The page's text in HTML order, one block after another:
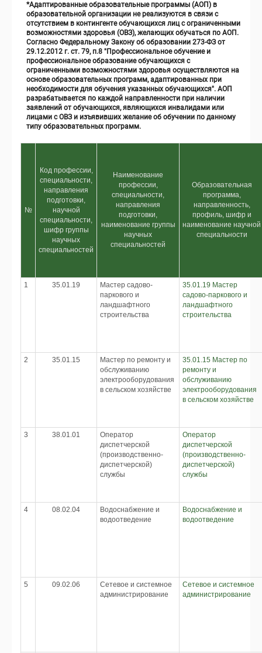
*Адаптированные образовательные программы (АОП) в
образовательной организации не реализуются в связи с
отсутствием в контингенте обучающихся лиц с ограниченными
возможностями здоровья (ОВЗ), желающих обучаться по АОП.
Согласно Федеральному Закону об образовании 273-ФЗ от
29.12.2012 г. ст. 79, п.8 "Профессиональное обучение и
профессиональное образование обучающихся с
ограниченными возможностями здоровья осуществляются на
основе образовательных программ, адаптированных при
необходимости для обучения указанных обучающихся". АОП
разрабатывается по каждой направленности при наличии
заявлений от обучающихся, являющихся инвалидами или
лицами с ОВЗ и изъявивших желание об обучении по данному
типу образовательных программ.
№
Код профессии,
специальности,
направления
подготовки,
научной
специальности,
шифр группы
научных
специальностей
Наименование
профессии,
специальности,
направления
подготовки,
наименование группы
научных
специальностей
Образовательная
программа,
направленность,
профиль, шифр и
наименование научной
специальности
1 35.01.19
Мастер садово-
паркового и
ландшафтного
строительства
35.01.19 Мастер
садово-паркового и
ландшафтного
строительства
2 35.01.15
Мастер по ремонту и
обслуживанию
электрооборудования
в сельском хозяйстве
35.01.15 Мастер по
ремонту и
обслуживанию
электрооборудования
в сельском хозяйстве
3 38.01.01
Оператор
диспетчерской
(производственно-
диспетчерской)
службы
Оператор
диспетчерской
(производственно-
диспетчерской)
службы
4 08.02.04
Водоснабжение и
водоотведение
Водоснабжение и
водоотведение
5 09.02.06
Сетевое и системное
администрирование
Сетевое и системное
администрирование